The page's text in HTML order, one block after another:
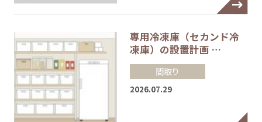
専用冷凍庫（セカンド冷
凍庫）の設置計画 …
間取り
2026.07.29